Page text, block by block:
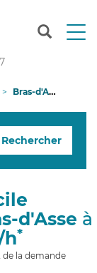
T
n
g
i
Bras-d'Asse
Rechercher
d'Asse à
h*
de la demande